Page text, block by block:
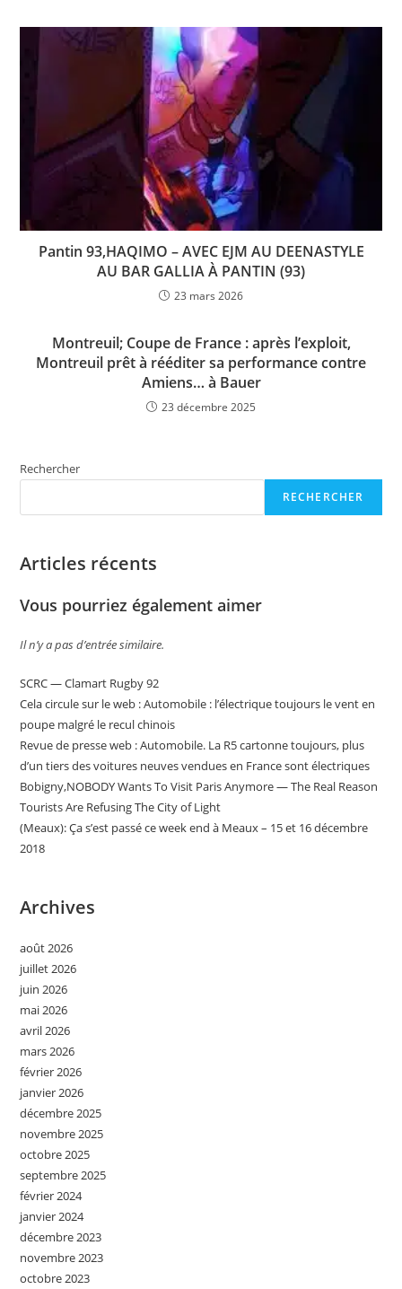
Pantin 93,HAQIMO – AVEC EJM AU DEENASTYLE
AU BAR GALLIA À PANTIN (93)
23 mars 2026
Montreuil; Coupe de France : après l’exploit,
Montreuil prêt à rééditer sa performance contre
Amiens… à Bauer
23 décembre 2025
Rechercher
RECHERCHER
Articles récents
Vous pourriez également aimer
Il n’y a pas d’entrée similaire.
SCRC — Clamart Rugby 92
Cela circule sur le web : Automobile : l’électrique toujours le vent en
poupe malgré le recul chinois
Revue de presse web : Automobile. La R5 cartonne toujours, plus
d’un tiers des voitures neuves vendues en France sont électriques
Bobigny,NOBODY Wants To Visit Paris Anymore — The Real Reason
Tourists Are Refusing The City of Light
(Meaux): Ça s’est passé ce week end à Meaux – 15 et 16 décembre
2018
Archives
août 2026
juillet 2026
juin 2026
mai 2026
avril 2026
mars 2026
février 2026
janvier 2026
décembre 2025
novembre 2025
octobre 2025
septembre 2025
février 2024
janvier 2024
décembre 2023
novembre 2023
octobre 2023